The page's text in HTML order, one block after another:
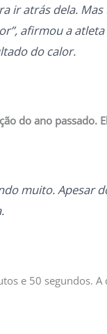
ir atrás dela.
afirmou a
do calor.
do ano passado.
muito. Apesar
e 50 segundos.